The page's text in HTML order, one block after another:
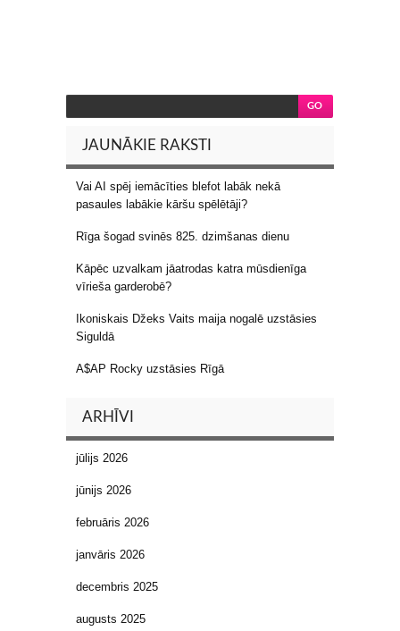
JAUNĀKIE RAKSTI
Vai AI spēj iemācīties blefot labāk nekā
pasaules labākie kāršu spēlētāji?
Rīga šogad svinēs 825. dzimšanas dienu
Kāpēc uzvalkam jāatrodas katra mūsdienīga
vīrieša garderobē?
Ikoniskais Džeks Vaits maija nogalē uzstāsies
Siguldā
A$AP Rocky uzstāsies Rīgā
ARHĪVI
jūlijs 2026
jūnijs 2026
februāris 2026
janvāris 2026
decembris 2025
augusts 2025